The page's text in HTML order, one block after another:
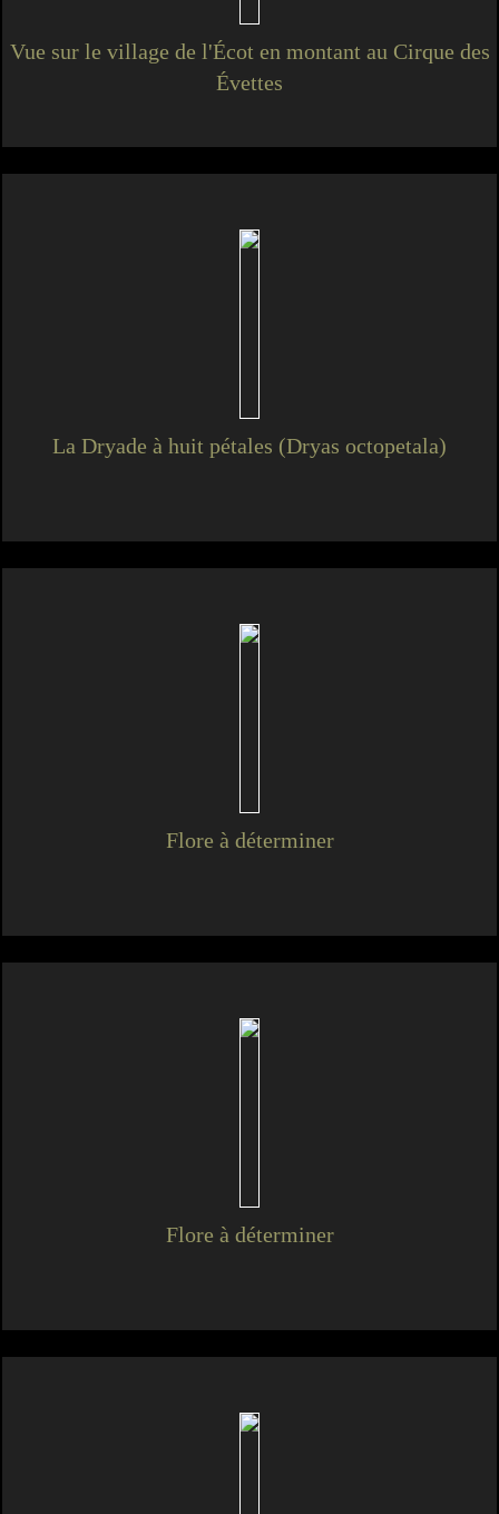
Vue sur le village de l'Écot en montant au Cirque des
Évettes
La Dryade à huit pétales (Dryas octopetala)
Flore à déterminer
Flore à déterminer